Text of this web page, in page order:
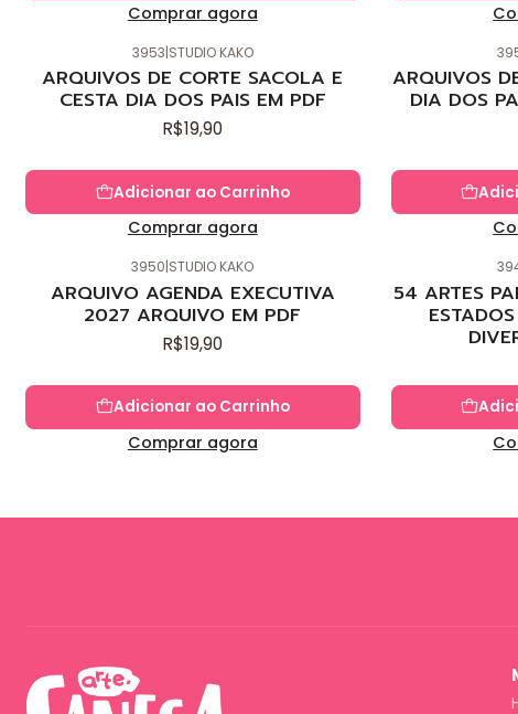
Comprar agora
3953|STUDIO KAKO
ARQUIVOS DE CORTE SACOLA E
CESTA DIA DOS PAIS EM PDF
R$19,90
Adicionar ao Carrinho
Comprar agora
ARQUIVOS
DIA DOS
3950|STUDIO KAKO
ARQUIVO AGENDA EXECUTIVA
2027 ARQUIVO EM PDF
R$19,90
Adicionar ao Carrinho
Comprar agora
54 ARTES